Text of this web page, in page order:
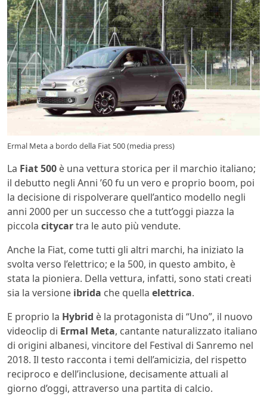
Ermal Meta a bordo della Fiat 500 (media press)
La Fiat 500 è una vettura storica per il marchio italiano;
il debutto negli Anni ’60 fu un vero e proprio boom, poi
la decisione di rispolverare quell’antico modello negli
anni 2000 per un successo che a tutt’oggi piazza la
piccola citycartra le auto più vendute.
Anche la Fiat, come tutti gli altri marchi, ha iniziato la
svolta verso l’elettrico; e la 500, in questo ambito, è
stata la pioniera. Della vettura, infatti, sono stati creati
sia la versione ibrida che quella elettrica.
E proprio la Hybrid è la protagonista di “Uno”, il nuovo
videoclip di Ermal Meta, cantante naturalizzato italiano
di origini albanesi, vincitore del Festival di Sanremo nel
2018. Il testo racconta i temi dell’amicizia, del rispetto
reciproco e dell’inclusione, decisamente attuali al
giorno d’oggi, attraverso una partita di calcio.